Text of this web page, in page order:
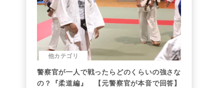
他カテゴリ
警察官が一人で戦ったらどのくらいの強さな
の？『柔道編』 【元警察官が本音で回答】